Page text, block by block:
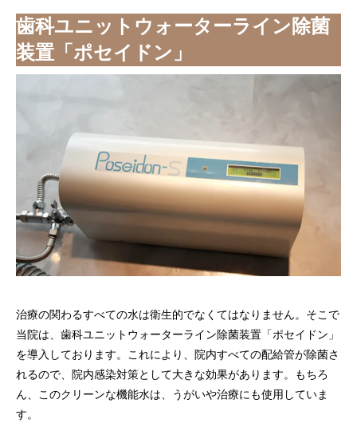
歯科ユニットウォーターライン除菌
装置「ポセイドン」
治療の関わるすべての水は衛生的でなくてはなりません。そこで
当院は、歯科ユニットウォーターライン除菌装置「ポセイドン」
を導入しております。これにより、院内すべての配給管が除菌さ
れるので、院内感染対策として大きな効果があります。もちろ
ん、このクリーンな機能水は、うがいや治療にも使用していま
す。